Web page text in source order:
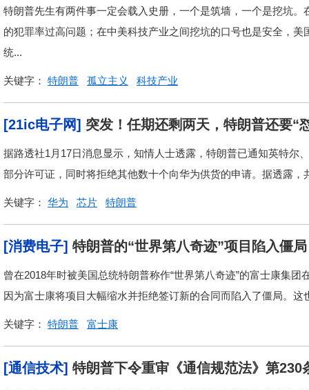
特朗普先生有两件事一定会载入史册，一个是筑墙，一个是挖坑
的犯罪率过高问题；在中美科技产业之间挖坑的口号也是安全，
统...
关键字： 特朗普 孤立主义 科技产业
[21ic电子网] 突发！任期还剩两天，特朗普还要“
据路透社1月17日消息显示，知情人士透露，特朗普已通知英特尔
部分许可证，同时将拒绝其他数十个向华为供货的申请。据透露
关键字： 华为 芯片 特朗普
[消费电子] 特朗普的“世界第八奇迹”项目陷入僵
曾在2018年时被美国总统特朗普称作“世界第八奇迹”的富士康集
因为富士康将项目大幅缩水并拒绝签订新的合同而陷入了僵局。
关键字： 特朗普 富士康
[通信技术] 特朗普下令重审《通信规范法》第230